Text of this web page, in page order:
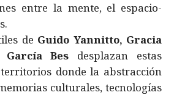
entre la mente, el espacio-
de Guido Yannitto, Gracia
Bes desplazan estas
donde la abstracción
culturales, tecnologías